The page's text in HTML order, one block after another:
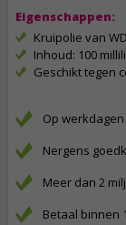
Eigenschappen:
Kruipolie van
Inhoud: 100
Geschikt tegen
Op
Nergens
Meer dan 2
Betaal binnen